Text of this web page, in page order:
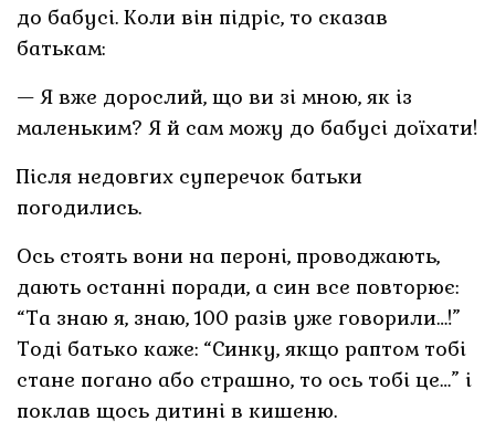
до бабусі. Коли він підріс, то сказав
батькам:
— Я вже дорослий, що ви зі мною, як із
маленьким? Я й сам можу до бабусі доїхати!
Після недовгих суперечок батьки
погодились.
Ось стоять вони на пероні, проводжають,
дають останні поради, а син все повторює:
“Та знаю я, знаю, 100 разів уже говорили…!”
Тоді батько каже: “Синку, якщо раптом тобі
стане погано або страшно, то ось тобі це…” і
поклав щось дитині в кишеню.